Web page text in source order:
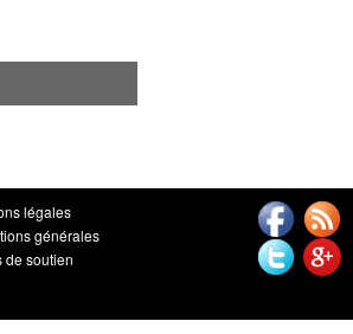
légales
générales
de soutien